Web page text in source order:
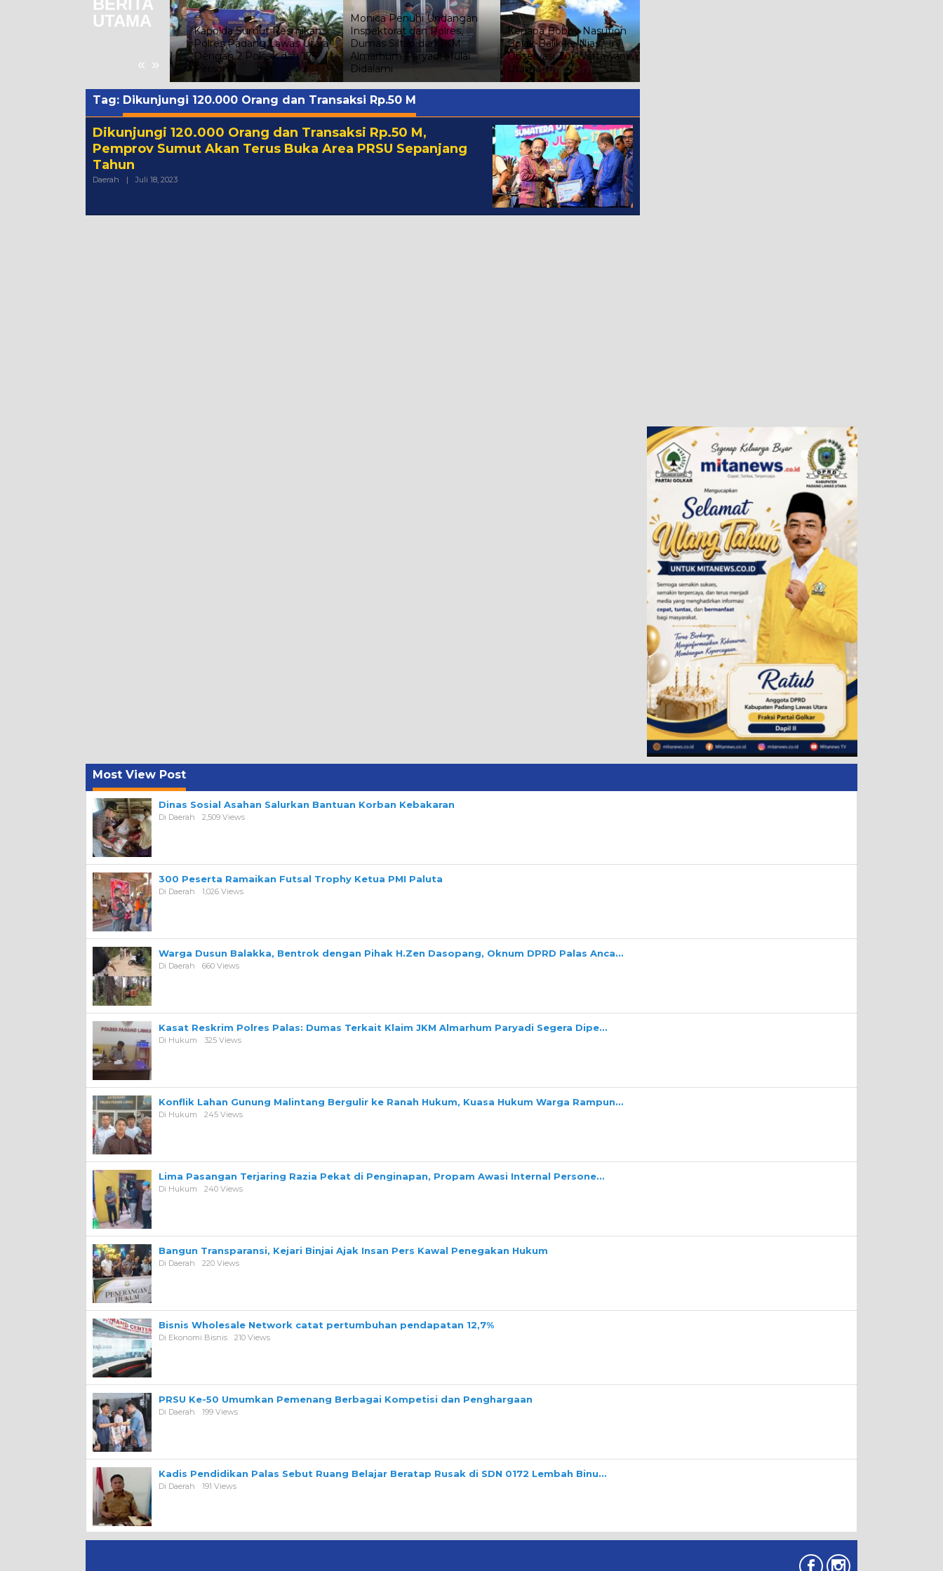
BERITA
UTAMA
« »
Kapolda Sumut Resmikan
Polres Padang Lawas Utara
Dengan 2 Polsek dan 175
Personil
Monica Penuhi Undangan
Inspektorat dan Polres,
Dumas Siltap dan JKM
Almarhum Paryadi Mulai
Didalami
Kenapa Bobby Nasution
Bolak-Balik ke Nias? Ini
Observasi Zul Wartawan
Utama
Tag: Dikunjungi 120.000 Orang dan Transaksi Rp.50 M
Dikunjungi 120.000 Orang dan Transaksi Rp.50 M,
Pemprov Sumut Akan Terus Buka Area PRSU Sepanjang
Tahun
Daerah | Juli 18, 2023Oleh
Most View Post
Dinas Sosial Asahan Salurkan Bantuan Korban Kebakaran
Di Daerah 2,509 Views
300 Peserta Ramaikan Futsal Trophy Ketua PMI Paluta
Di Daerah 1,026 Views
Warga Dusun Balakka, Bentrok dengan Pihak H.Zen Dasopang, Oknum DPRD Palas Anca…
Di Daerah 660 Views
Kasat Reskrim Polres Palas: Dumas Terkait Klaim JKM Almarhum Paryadi Segera Dipe…
Di Hukum 325 Views
Konflik Lahan Gunung Malintang Bergulir ke Ranah Hukum, Kuasa Hukum Warga Rampun…
Di Hukum 245 Views
Lima Pasangan Terjaring Razia Pekat di Penginapan, Propam Awasi Internal Persone…
Di Hukum 240 Views
Bangun Transparansi, Kejari Binjai Ajak Insan Pers Kawal Penegakan Hukum
Di Daerah 220 Views
Bisnis Wholesale Network catat pertumbuhan pendapatan 12,7%
Di Ekonomi Bisnis 210 Views
PRSU Ke-50 Umumkan Pemenang Berbagai Kompetisi dan Penghargaan
Di Daerah 199 Views
Kadis Pendidikan Palas Sebut Ruang Belajar Beratap Rusak di SDN 0172 Lembah Binu…
Di Daerah 191 Views